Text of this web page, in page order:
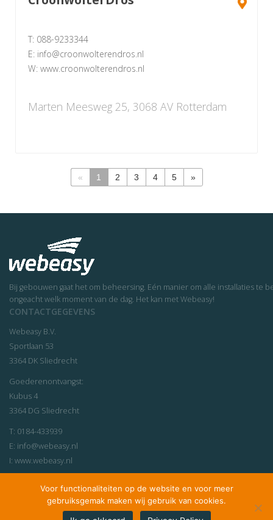
T: 088-9233344
E: info@croonwolterendros.nl
W: www.croonwolterendros.nl
Marten Meesweg 25, 3068 AV Rotterdam
« 1 2 3 4 5 »
Bij gebouwen gaat het om beheersing. Eén manier om alle installaties
ongeacht welk moment van de dag. Het kan met Webeasy!
CONTACTGEGEVENS
Webeasy B.V.
Sportlaan 53
3364 DK Sliedrecht
Goederenontvangst:
Kubus 4
3364 DG Sliedrecht
T: 0184-433939
E: info@webeasy.nl
I: www.webeasy.nl
© Copyright 2026. Alle rechten voorbehouden |Privacy Policy
Voor functionaliteiten op de website en voor meer
gebruiksgemak maken wij gebruik van cookies.